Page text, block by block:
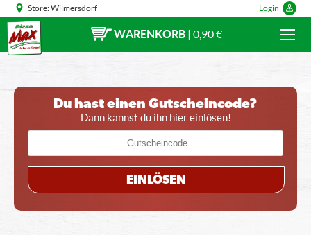
Store:Wilmersdorf Login
WARENKORB | 0,90 €
Du hast einen Gutscheincode?
Dann kannst du ihn hier einlösen!
EINLÖSEN